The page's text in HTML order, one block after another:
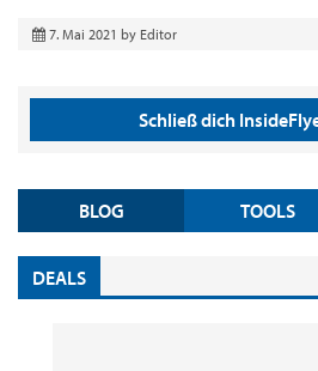
7. Mai 2021 by Editor
Schließ dich
BLOG TOOLS
DEALS